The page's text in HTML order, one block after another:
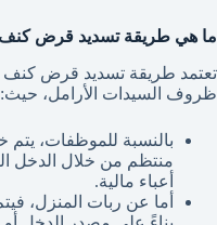
ما هي طريقة تسديد قرض كنف
تعتمد طريقة تسديد قرض كنف
ظروف السيدات الأرامل، حيث:
بالنسبة للموظفات،
منتظم من خلال الدخل
أعباء مالية.
أما عن ربات المنزل،